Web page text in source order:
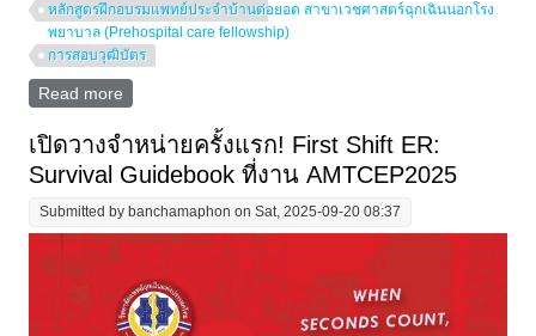
หลักสูตรฝึกอบรมแพทย์ประจำบ้านต่อยอด สาขาเวชศาสตร์ฉุกเฉินนอกโรง
พยาบาล (Prehospital care fellowship)
การสอบวุฒิบัตร
Read more
ประกอบวิชาชีพเวชกรรม อนุสาขาเวชศาสตร์ฉุกเฉินนอก
โรงพยาบาล ปีการสอบ 2569
เปิดวางจำหน่ายครั้งแรก! First Shift ER:
Survival Guidebook ที่งาน AMTCEP2025
Submitted by banchamaphon on Sat, 2025-09-20 08:37